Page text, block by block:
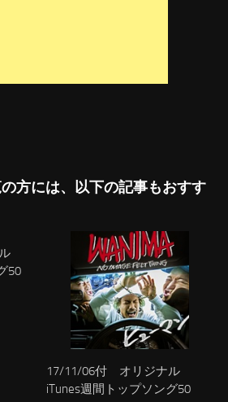
方には、以下の記事もおすす
50
17/11/06付 オリジナル
iTunes週間トップソング50